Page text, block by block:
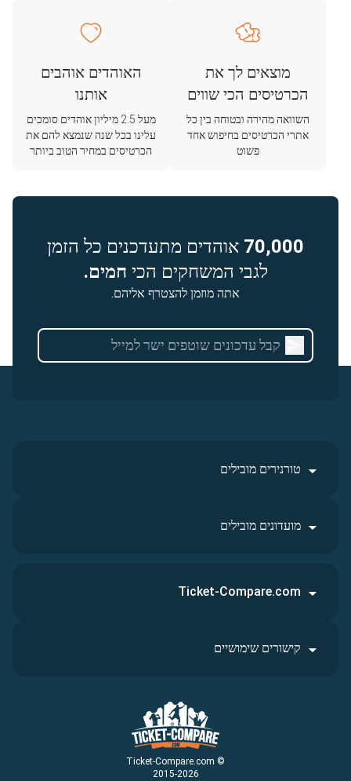
מוצאים לך את
הכרטיסים הכי שווים
השוואה מהירה ובטוחה בין כל
אתרי הכרטיסים בחיפוש אחד
פשוט
האוהדים אוהבים
אותנו
מעל 2.5 מיליון אוהדים סומכים
עלינו בכל שנה שנמצא להם את
הכרטיסים במחיר הטוב ביותר
70,000 אוהדים מתעדכנים כל הזמן
לגבי המשחקים הכי חמים.
אתה מוזמן להצטרף אליהם.
טורנירים מובילים
מועדונים מובילים
© Ticket-Compare.com
2015-2026
Ticket-Compare.com
קישורים שימושיים